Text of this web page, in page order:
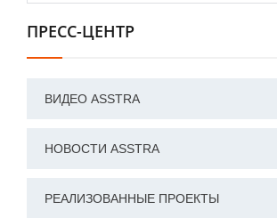
ПРЕСС-ЦЕНТР
ВИДЕО ASSTRA
НОВОСТИ ASSTRA
РЕАЛИЗОВАННЫЕ ПРОЕКТЫ